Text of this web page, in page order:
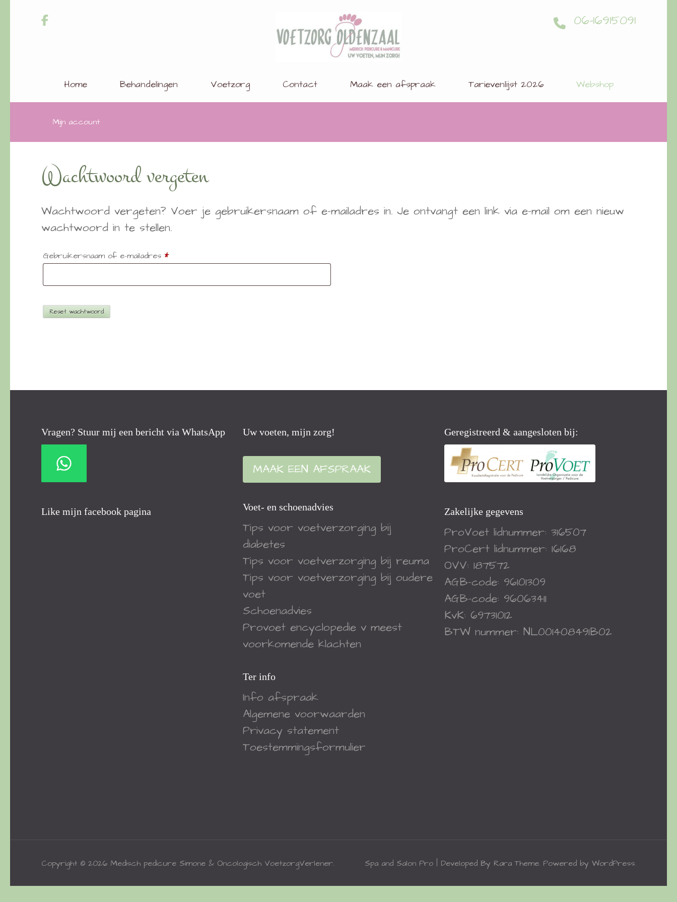
06-16915091
Oncologisch VoetzorgVerlener
Home Behandelingen Voetzorg Contact Maak een afspraak Tarievenlijst 2026 Webshop
Mijn account
Wachtwoord vergeten
Wachtwoord vergeten? Voer je gebruikersnaam of e-mailadres in. Je ontvangt een link via e-mail om een nieuw
wachtwoord in te stellen.
Gebruikersnaam of e-mailadres *Vereist
Reset wachtwoord
Vragen? Stuur mij een bericht via WhatsApp
Like mijn facebook pagina
Uw voeten, mijn zorg!
MAAK EEN AFSPRAAK
Voet- en schoenadvies
Tips voor voetverzorging bij
diabetes
Tips voor voetverzorging bij reuma
Tips voor voetverzorging bij oudere
voet
Schoenadvies
Provoet encyclopedie v meest
voorkomende klachten
Ter info
Info afspraak
Algemene voorwaarden
Privacy statement
Toestemmingsformulier
Geregistreerd & aangesloten bij:
Zakelijke gegevens
ProVoetlidnummer: 316507
ProCertlidnummer: 16168
OVV: 187572
AGB-code: 96101309
AGB-code: 96063411
KvK: 69731012
BTW nummer: NL001408491B02
Copyright © 2026 Medisch pedicure Simone & Oncologisch VoetzorgVerlener. Spa and Salon Pro | Developed By Rara Theme. Powered by WordPress.